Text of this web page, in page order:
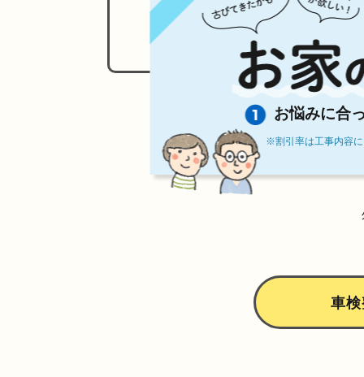
お悩みに合
※割引率は工事内容
車